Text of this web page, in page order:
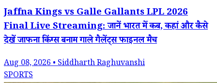
Jaffna Kings vs Galle Gallants LPL 2026
Final Live Streaming: जानें भारत में कब, कहां और कैसे
देखें जाफना किंग्स बनाम गाले गैलेंट्स फाइनल मैच
Aug 08, 2026 • Siddharth Raghuvanshi
SPORTS